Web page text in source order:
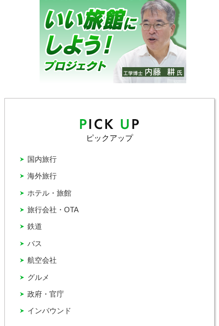
ピックアップ
インバウンド
グルメ
バス
ホテル・旅館
国内旅行
政府・官庁
旅行会社・OTA
海外旅行
航空会社
鉄道